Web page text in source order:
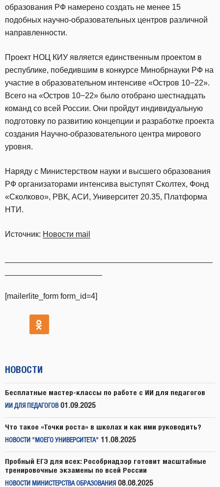
образования РФ намерено создать не менее 15
подобных научно-образовательных центров различной
направленности.
Проект НОЦ КИУ является единственным проектом в
республике, победившим в конкурсе Минобрнауки РФ на
участие в образовательном интенсиве «Остров 10−22».
Всего на «Остров 10−22» было отобрано шестнадцать
команд со всей России. Они пройдут индивидуальную
подготовку по развитию концепции и разработке проекта
создания Научно-образовательного центра мирового
уровня.
Наряду с Министерством науки и высшего образования
РФ организаторами интенсива выступят Сколтех, Фонд
«Сколково», РВК, АСИ, Университет 20.35, Платформа
НТИ.
Источник: Новости mail
[mailerlite_form form_id=4]
НОВОСТИ
Бесплатные мастер-классы по работе с ИИ для педагогов
ИИ ДЛЯ ПЕДАГОГОВ 01.09.2025
Что такое «Точки роста» в школах и как ими руководить?
НОВОСТИ "МОЕГО УНИВЕРСИТЕТА" 11.08.2025
Пробный ЕГЭ для всех: Рособрнадзор готовит масштабные
тренировочные экзамены по всей России
НОВОСТИ МИНИСТЕРСТВА ОБРАЗОВАНИЯ 08.08.2025